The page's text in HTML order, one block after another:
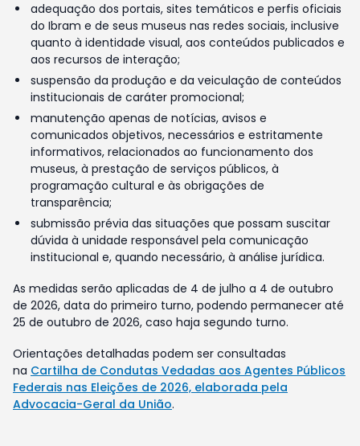
adequação dos portais, sites temáticos e perfis oficiais
do Ibram e de seus museus nas redes sociais, inclusive
quanto à identidade visual, aos conteúdos publicados e
aos recursos de interação;
suspensão da produção e da veiculação de conteúdos
institucionais de caráter promocional;
manutenção apenas de notícias, avisos e
comunicados objetivos, necessários e estritamente
informativos, relacionados ao funcionamento dos
museus, à prestação de serviços públicos, à
programação cultural e às obrigações de
transparência;
submissão prévia das situações que possam suscitar
dúvida à unidade responsável pela comunicação
institucional e, quando necessário, à análise jurídica.
As medidas serão aplicadas de 4 de julho a 4 de outubro
de 2026, data do primeiro turno, podendo permanecer até
25 de outubro de 2026, caso haja segundo turno.
Orientações detalhadas podem ser consultadas
na Cartilha de Condutas Vedadas aos Agentes Públicos
Federais nas Eleições de 2026, elaborada pela
Advocacia-Geral da União.